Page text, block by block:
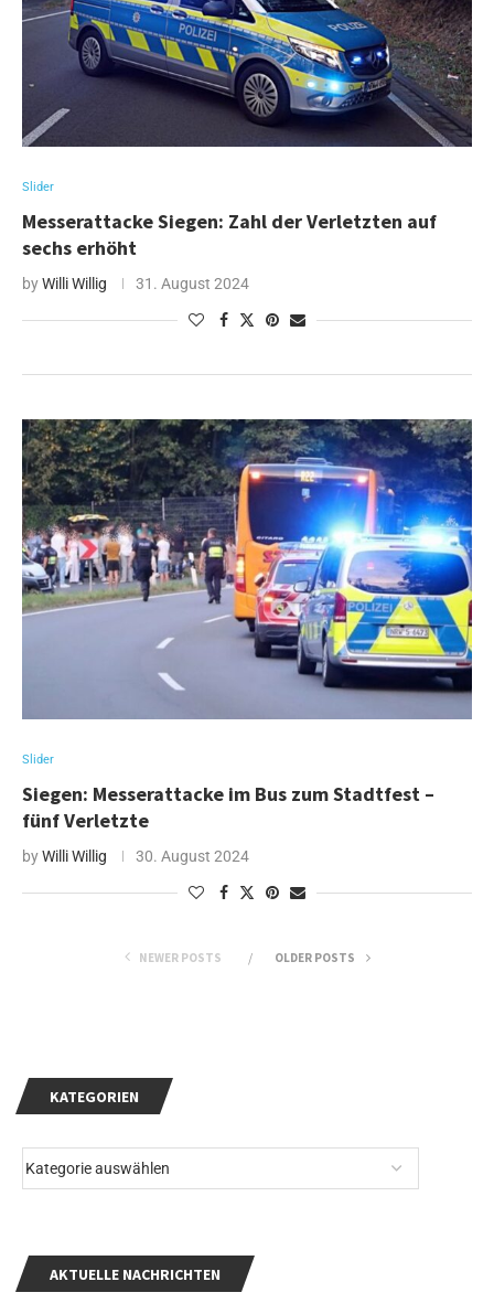
Slider
Messerattacke Siegen: Zahl der Verletzten auf
sechs erhöht
byWilli Willig 31. August 2024
Slider
Siegen: Messerattacke im Bus zum Stadtfest –
fünf Verletzte
byWilli Willig 30. August 2024
NEWER POSTS OLDER POSTS
KATEGORIEN
AKTUELLE NACHRICHTEN